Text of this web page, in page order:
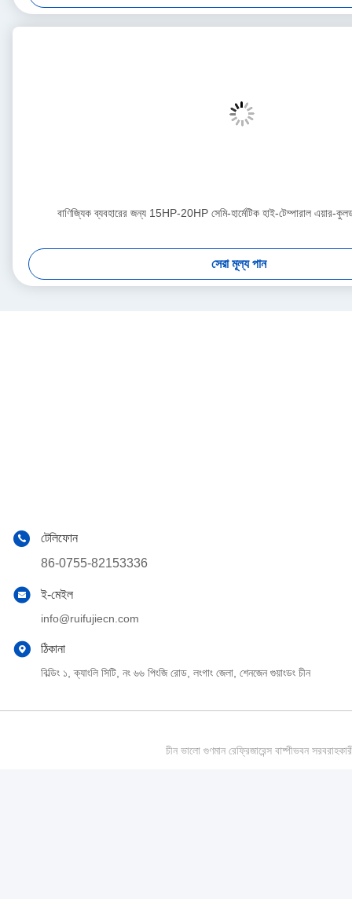
বাণিজ্যিক ব্যবহারের জন্য 15HP-20HP সেমি-হার্মেটিক হাই-টেম্পারাল এয়ার-
সেরা মূল্য পান
টেলিফোন
86-0755-82153336
ই-মেইল
info@ruifujiecn.com
ঠিকানা
বিল্ডিং ১, ক্যাংলি সিটি, নং ৬৬ পিংজি রোড, লংগাং জেলা, শেনজেন গুয়াংডং চীন
চীন ভালো গুণমান রেফ্রিজারেন্স বাষ্পীভবন